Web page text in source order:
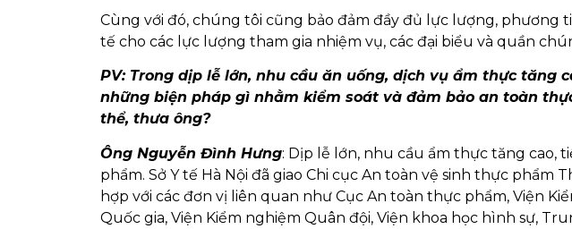
Cùng với đó, chúng tôi cũng bảo đảm đầy đủ lực lượng, phương
tế cho các lực lượng tham gia nhiệm vụ, các đại biểu và quần
PV: Trong dịp lễ lớn, nhu cầu ăn uống, dịch vụ ẩm thực tăng
những biện pháp gì nhằm kiểm soát và đảm bảo an toàn
thể, thưa ông?
Ông Nguyễn Đình Hưng: Dịp lễ lớn, nhu cầu ẩm thực tăng cao,
phẩm. Sở Y tế Hà Nội đã giao Chi cục An toàn vệ sinh thực
hợp với các đơn vị liên quan như Cục An toàn thực phẩm, Viện
Quốc gia, Viện Kiểm nghiệm Quân đội, Viện khoa học hình sự,